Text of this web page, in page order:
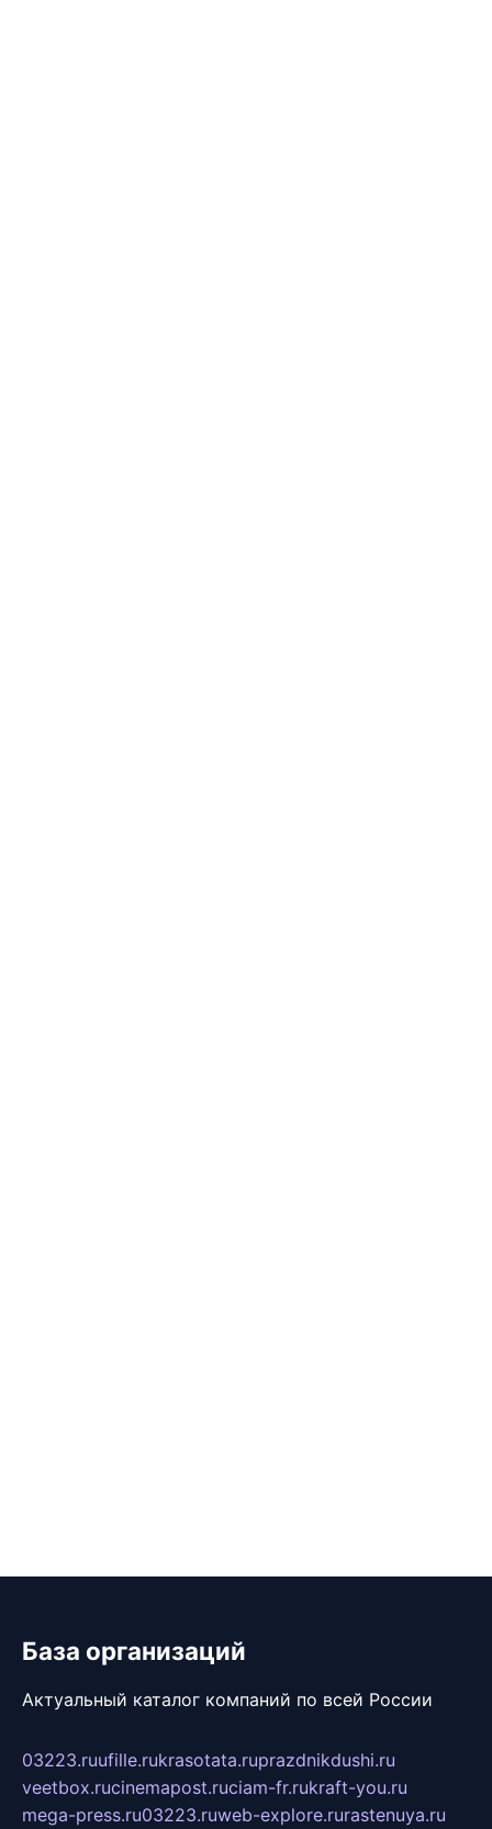
База организаций
Актуальный каталог компаний по всей России
03223.ruufille.rukrasotata.ruprazdnikdushi.ru
veetbox.rucinemapost.ruciam-fr.rukraft-you.ru
mega-press.ru03223.ruweb-explore.rurastenuya.ru